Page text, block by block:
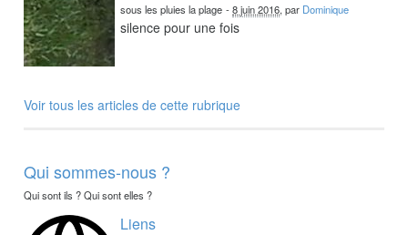
sous les pluies la plage -8 juin 2016, par Dominique
silence pour une fois
Voir tous les articles de cette rubrique
Qui sommes-nous ?
Qui sont ils ? Qui sont elles ?
Liens